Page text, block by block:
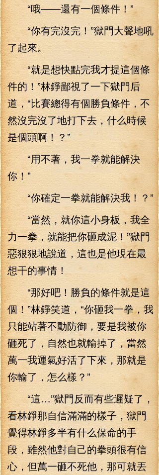
“哦——還有一個條件！”
“你有完沒完！”獄門大聲地吼
了起來。
“就是想快點完我才提這個條
件的！”林錚鄙視了一下獄門后
道，“比賽總得有個勝負條件，不
然沒完沒了地打下去，什么時候
是個頭啊！？”
“用不著，我一拳就能解決
你！”
“你確定一拳就能解決我！？”
“當然，就你這小身板，我全
力一拳，就能把你砸成泥！”獄門
惡狠狠地說道，這也是他現在最
想干的事情！
“那好吧！勝負的條件就是這
個！”林錚笑道，“你砸我一拳，我
只能站著不動防御，要是我被你
砸死了，自然也就輸掉了，當然
萬一我運氣好活了下來，那就是
你輸了，怎么樣？”
“這…”獄門反而有些遲疑了，
看林錚那自信滿滿的樣子，獄門
覺得林錚多半有什么保命的手
段，雖然他對自己的拳頭很有信
心，但萬一砸不死他，那可就丟